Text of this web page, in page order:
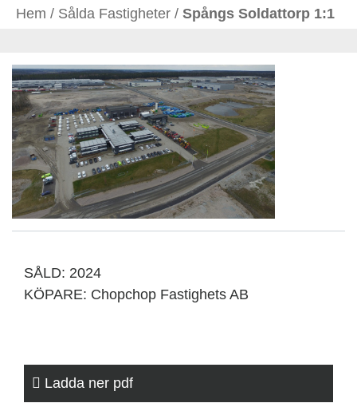
Hem / Sålda Fastigheter / Spångs Soldattorp 1:1
SÅLD: 2024
KÖPARE: Chopchop Fastighets AB
Ladda ner pdf